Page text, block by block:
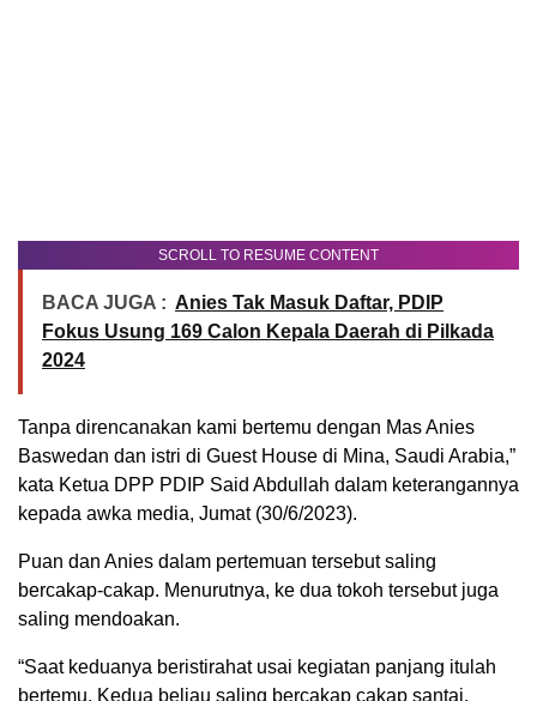
SCROLL TO RESUME CONTENT
BACA JUGA : Anies Tak Masuk Daftar, PDIP
Fokus Usung 169 Calon Kepala Daerah di Pilkada
2024
Tanpa direncanakan kami bertemu dengan Mas Anies
Baswedan dan istri di Guest House di Mina, Saudi Arabia,”
kata Ketua DPP PDIP Said Abdullah dalam keterangannya
kepada awka media, Jumat (30/6/2023).
Puan dan Anies dalam pertemuan tersebut saling
bercakap-cakap. Menurutnya, ke dua tokoh tersebut juga
saling mendoakan.
“Saat keduanya beristirahat usai kegiatan panjang itulah
bertemu. Kedua beliau saling bercakap cakap santai,